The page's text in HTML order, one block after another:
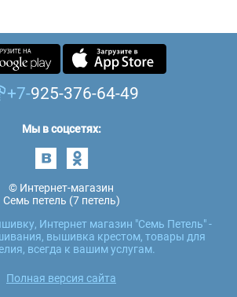
+7-925-376-64-49
Мы в соцсетях:
© Интернет-магазин
Семь петель (7 петель)
Интернет магазин "Семь Петель" -
вышивка крестом, товары для
всегда к вашим услугам.
Полная версия сайта